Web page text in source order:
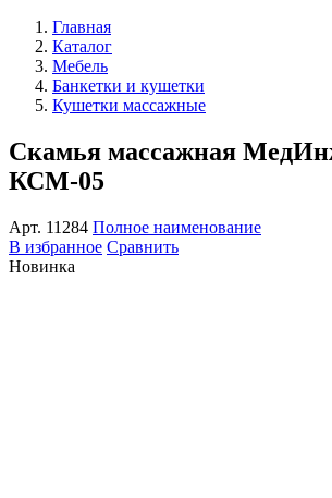
Главная
Каталог
Мебель
Банкетки и кушетки
Кушетки массажные
Скамья массажная
КСМ-05
Арт. 11284 Полное наименование
В избранное Сравнить
Новинка